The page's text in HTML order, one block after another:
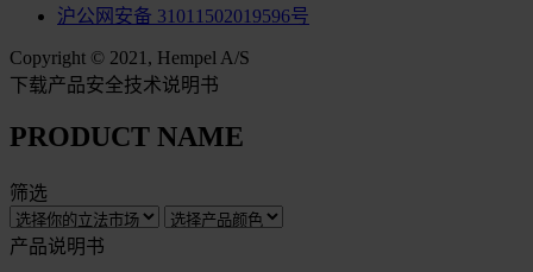
沪公网安备 31011502019596号
Copyright © 2021, Hempel A/S
下载产品安全技术说明书
PRODUCT NAME
筛选
产品说明书